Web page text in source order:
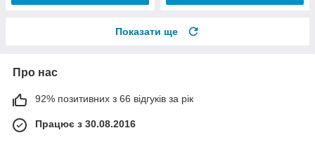
Показати ще
Про нас
92% позитивних з 66 відгуків за рік
Працює з 30.08.2016